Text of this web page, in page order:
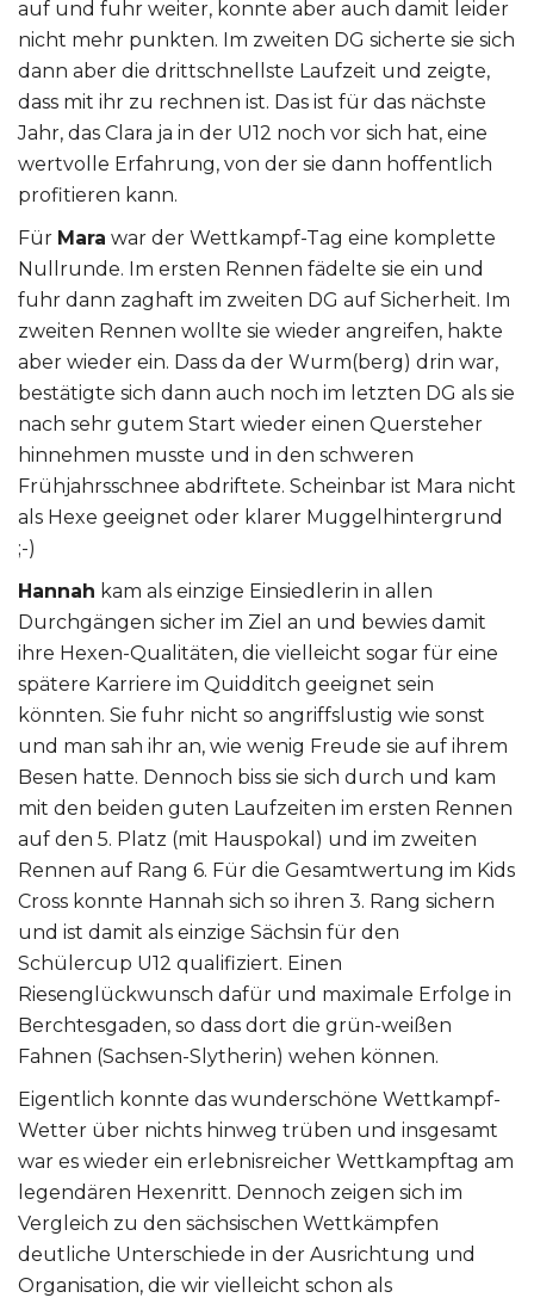
auf und fuhr weiter, konnte aber auch damit leider
nicht mehr punkten. Im zweiten DG sicherte sie sich
dann aber die drittschnellste Laufzeit und zeigte,
dass mit ihr zu rechnen ist. Das ist für das nächste
Jahr, das Clara ja in der U12 noch vor sich hat, eine
wertvolle Erfahrung, von der sie dann hoffentlich
profitieren kann.
Für Mara war der Wettkampf-Tag eine komplette
Nullrunde. Im ersten Rennen fädelte sie ein und
fuhr dann zaghaft im zweiten DG auf Sicherheit. Im
zweiten Rennen wollte sie wieder angreifen, hakte
aber wieder ein. Dass da der Wurm(berg) drin war,
bestätigte sich dann auch noch im letzten DG als sie
nach sehr gutem Start wieder einen Quersteher
hinnehmen musste und in den schweren
Frühjahrsschnee abdriftete. Scheinbar ist Mara nicht
als Hexe geeignet oder klarer Muggelhintergrund
;-)
Hannah kam als einzige Einsiedlerin in allen
Durchgängen sicher im Ziel an und bewies damit
ihre Hexen-Qualitäten, die vielleicht sogar für eine
spätere Karriere im Quidditch geeignet sein
könnten. Sie fuhr nicht so angriffslustig wie sonst
und man sah ihr an, wie wenig Freude sie auf ihrem
Besen hatte. Dennoch biss sie sich durch und kam
mit den beiden guten Laufzeiten im ersten Rennen
auf den 5. Platz (mit Hauspokal) und im zweiten
Rennen auf Rang 6. Für die Gesamtwertung im Kids
Cross konnte Hannah sich so ihren 3. Rang sichern
und ist damit als einzige Sächsin für den
Schülercup U12 qualifiziert. Einen
Riesenglückwunsch dafür und maximale Erfolge in
Berchtesgaden, so dass dort die grün-weißen
Fahnen (Sachsen-Slytherin) wehen können.
Eigentlich konnte das wunderschöne Wettkampf-
Wetter über nichts hinweg trüben und insgesamt
war es wieder ein erlebnisreicher Wettkampftag am
legendären Hexenritt. Dennoch zeigen sich im
Vergleich zu den sächsischen Wettkämpfen
deutliche Unterschiede in der Ausrichtung und
Organisation, die wir vielleicht schon als